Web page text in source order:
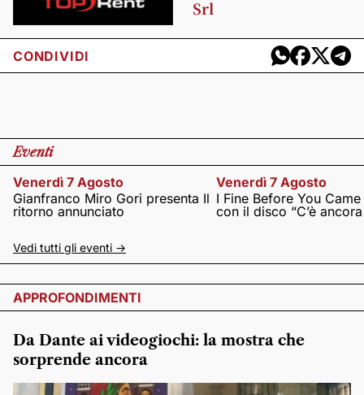
Srl
CONDIVIDI
Eventi
Venerdì 7 Agosto
Gianfranco Miro Gori presenta Il
ritorno annunciato
Venerdì 7 Agosto
I Fine Before You
con il disco “C’è
Vedi tutti gli eventi ->
APPROFONDIMENTI
Da Dante ai videogiochi: la mostra che
sorprende ancora